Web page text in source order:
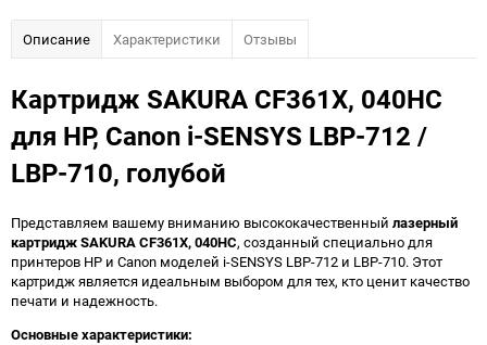
Описание Характеристики Отзывы
Картридж SAKURA CF361X, 040HC
для HP, Canon i-SENSYS LBP-712 /
LBP-710, голубой
Представляем вашему вниманию высококачественный лазерный
картридж SAKURA CF361X, 040HC, созданный специально для
принтеров HP и Canon моделей i-SENSYS LBP-712 и LBP-710. Этот
картридж является идеальным выбором для тех, кто ценит качество
печати и надежность.
Основные характеристики: